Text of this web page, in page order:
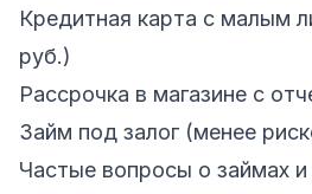
Кредитная карта с малым
руб.)
Рассрочка в магазине с
Займ под залог (менее
Частые вопросы о займах и